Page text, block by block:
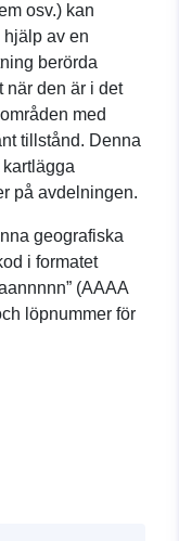
osv.) kan
hjälp av en
berörda
när den är i det
med
tillstånd. Denna
på avdelningen.
geografiska
i formatet
(AAAA
löpnummer för